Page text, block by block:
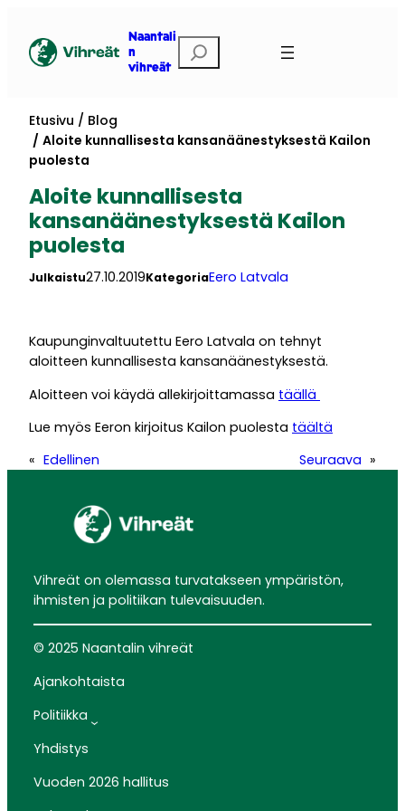
sisältöön
Naantali
n
vihreät
Etsi
Etusivu
Blog
Aloite kunnallisesta kansanäänestyksestä Kailon
puolesta
Aloite kunnallisesta
kansanäänestyksestä Kailon
puolesta
Julkaistu27.10.2019KategoriaEero Latvala
Kaupunginvaltuutettu Eero Latvala on tehnyt
aloitteen kunnallisesta kansanäänestyksestä.
Aloitteen voi käydä allekirjoittamassa täällä
Lue myös Eeron kirjoitus Kailon puolesta täältä
« Edellinen Seuraava »
Vihreät on olemassa turvatakseen ympäristön,
ihmisten ja politiikan tulevaisuuden.
© 2025 Naantalin vihreät
Ajankohtaista
Politiikka
Yhdistys
Vuoden 2026 hallitus